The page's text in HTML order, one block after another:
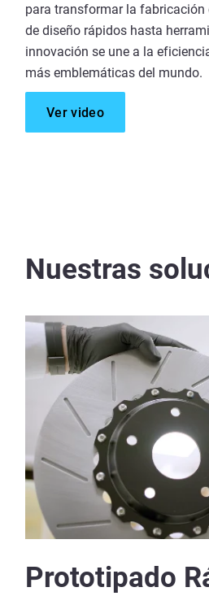
para transformar la fabricación
de diseño rápidos hasta
innovación se une a la
más emblemáticas del mundo.
Ver video
Nuestras
Prototipado